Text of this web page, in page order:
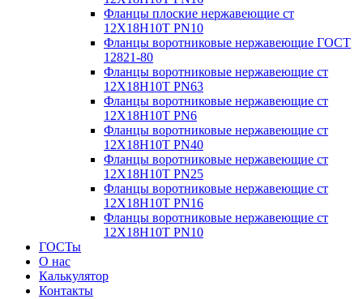
Фланцы плоские нержавеющие ст
12Х18Н10Т PN10
Фланцы воротниковые нержавеющие ГОСТ
12821-80
Фланцы воротниковые нержавеющие ст
12Х18Н10Т PN63
Фланцы воротниковые нержавеющие ст
12Х18Н10Т PN6
Фланцы воротниковые нержавеющие ст
12Х18Н10Т PN40
Фланцы воротниковые нержавеющие ст
12Х18Н10Т PN25
Фланцы воротниковые нержавеющие ст
12Х18Н10Т PN16
Фланцы воротниковые нержавеющие ст
12Х18Н10Т PN10
ГОСТы
О нас
Калькулятор
Контакты